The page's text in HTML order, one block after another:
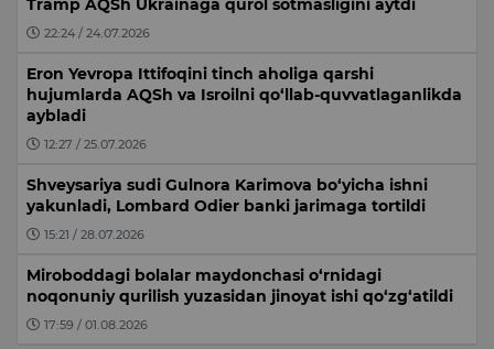
Tramp AQSh Ukrainaga qurol sotmasligini aytdi
22:24 / 24.07.2026
Eron Yevropa Ittifoqini tinch aholiga qarshi
hujumlarda AQSh va Isroilni qo‘llab-quvvatlaganlikda
aybladi
12:27 / 25.07.2026
Shveysariya sudi Gulnora Karimova bo‘yicha ishni
yakunladi, Lombard Odier banki jarimaga tortildi
15:21 / 28.07.2026
Miroboddagi bolalar maydonchasi o‘rnidagi
noqonuniy qurilish yuzasidan jinoyat ishi qo‘zg‘atildi
17:59 / 01.08.2026